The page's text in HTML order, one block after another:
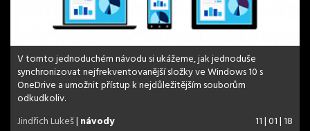
V tomto jednoduchém návodu si ukážeme, jak jednoduše
synchronizovat nejfrekventovanější složky ve Windows 10 s
OneDrive a umožnit přístup k nejdůležitějším souborům
odkudkoliv.
Jindřich Lukeš| návody 11 | 01 | 18